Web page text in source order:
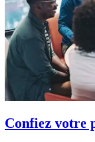
Confiez votre